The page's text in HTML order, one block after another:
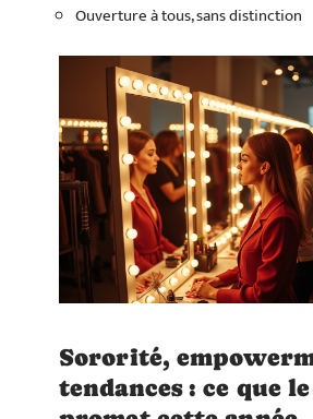
Ouverture à tous, sans distinction
Sororité,
tendances : ce que